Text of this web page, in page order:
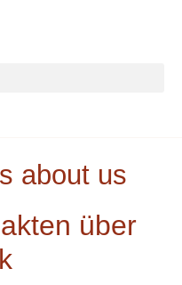
about us
über